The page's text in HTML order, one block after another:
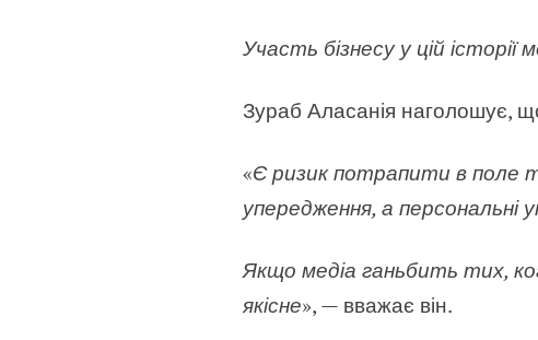
Участь бізнесу у цій
Зураб Аласанія наголошує,
«Є ризик потрапити в поле
упередження, а персональні
Якщо медіа ганьбить тих,
якісне», — вважає він.